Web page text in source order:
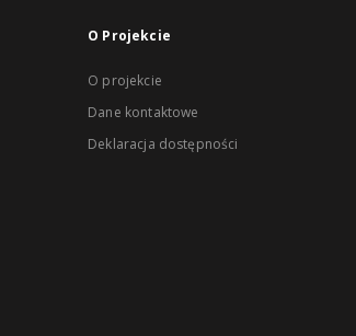
O Projekcie
O projekcie
Dane kontaktowe
Deklaracja dostępności